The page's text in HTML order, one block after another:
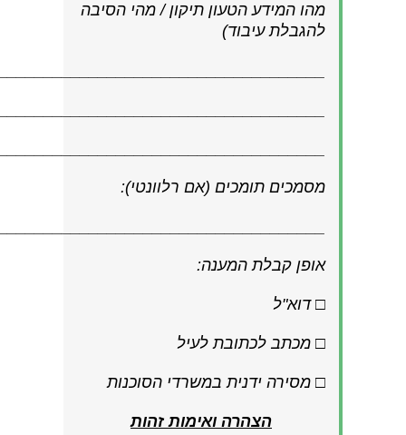
מהו המידע הטעון תיקון / מהי הסיבה
להגבלת עיבוד)
מסמכים תומכים (אם רלוונטי):
אופן קבלת המענה:
□ דוא"ל
□ מכתב לכתובת לעיל
□ מסירה ידנית במשרדי הסוכנות
הצהרה ואימות זהות